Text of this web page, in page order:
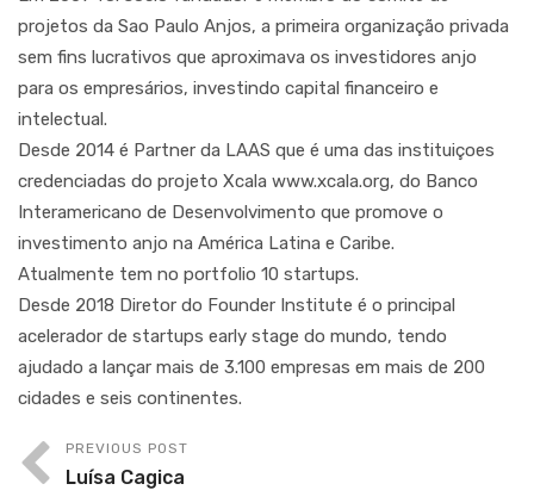
projetos da Sao Paulo Anjos, a primeira organização privada
sem fins lucrativos que aproximava os investidores anjo
para os empresários, investindo capital financeiro e
intelectual.
Desde 2014 é Partner da LAAS que é uma das instituiçoes
credenciadas do projeto Xcala www.xcala.org, do Banco
Interamericano de Desenvolvimento que promove o
investimento anjo na América Latina e Caribe.
Atualmente tem no portfolio 10 startups.
Desde 2018 Diretor do Founder Institute é o principal
acelerador de startups early stage do mundo, tendo
ajudado a lançar mais de 3.100 empresas em mais de 200
cidades e seis continentes.
PREVIOUS POST
Luísa Cagica